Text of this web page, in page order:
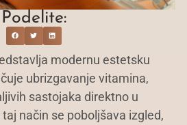
Podelite:
modernu estetsku
ubrizgavanje vitamina,
sastojaka direktno u
način se poboljšava izgled,